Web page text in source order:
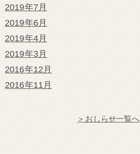
2019年7月
2019年6月
2019年4月
2019年3月
2016年12月
2016年11月
＞おしらせ一覧へ